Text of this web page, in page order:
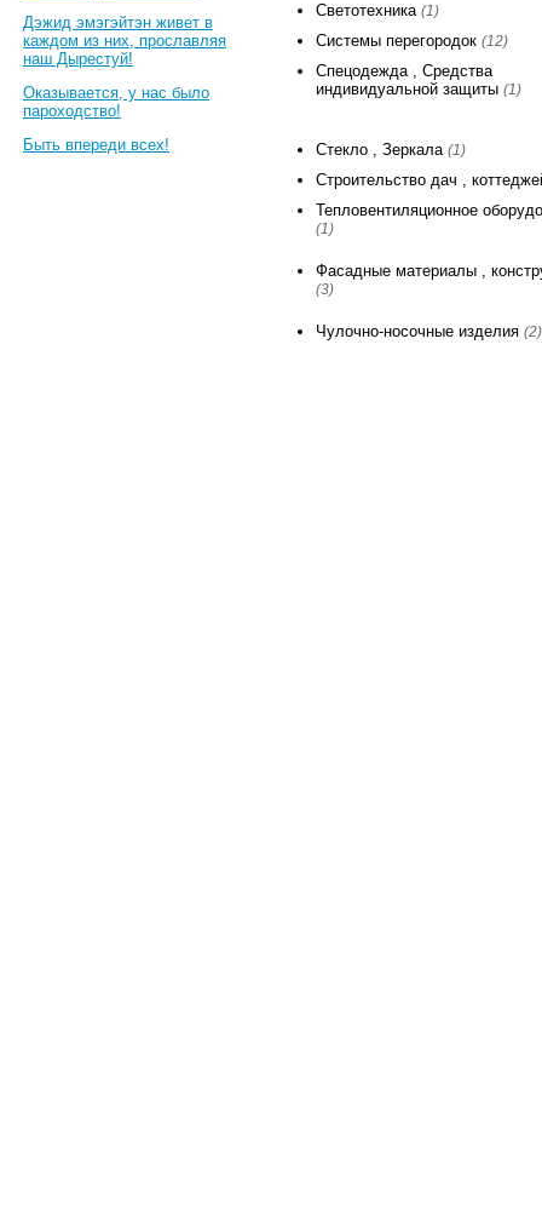
Дэжид эмэгэйтэн живет в
каждом из них, прославляя
наш Дырестуй!
Оказывается, у нас было
пароходство!
Быть впереди всех!
Светотехника (1)
Системы перегородок (12)
Спецодежда , Средства
индивидуальной защиты (1)
Стекло , Зеркала (1)
Строительство дач ,
Тепловентиляционное
(1)
Фасадные материалы ,
(3)
Чулочно-носочные изделия (2)